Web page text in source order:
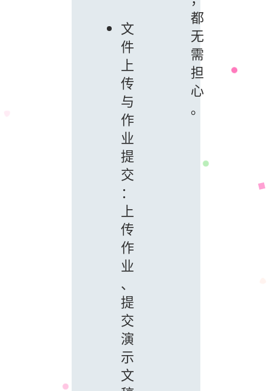
文
件
上
传
与
作
业
提
交
：
上
传
作
业
、
提
交
演
示
文
都
无
需
担
心
。